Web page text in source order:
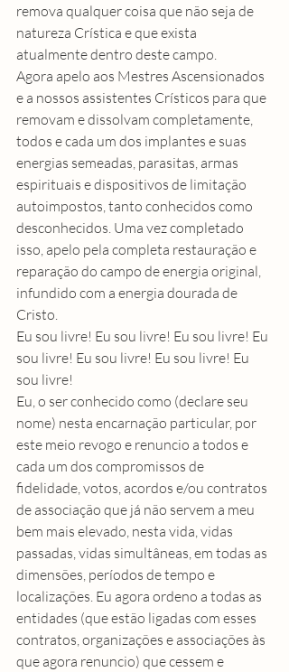
remova qualquer coisa que não seja de
natureza Crística e que exista
atualmente dentro deste campo.
Agora apelo aos Mestres Ascensionados
e a nossos assistentes Crísticos para que
removam e dissolvam completamente,
todos e cada um dos implantes e suas
energias semeadas, parasitas, armas
espirituais e dispositivos de limitação
autoimpostos, tanto conhecidos como
desconhecidos. Uma vez completado
isso, apelo pela completa restauração e
reparação do campo de energia original,
infundido com a energia dourada de
Cristo.
Eu sou livre! Eu sou livre! Eu sou livre! Eu
sou livre! Eu sou livre! Eu sou livre! Eu
sou livre!
Eu, o ser conhecido como (declare seu
nome) nesta encarnação particular, por
este meio revogo e renuncio a todos e
cada um dos compromissos de
fidelidade, votos, acordos e/ou contratos
de associação que já não servem a meu
bem mais elevado, nesta vida, vidas
passadas, vidas simultâneas, em todas as
dimensões, períodos de tempo e
localizações. Eu agora ordeno a todas as
entidades (que estão ligadas com esses
contratos, organizações e associações às
que agora renuncio) que cessem e